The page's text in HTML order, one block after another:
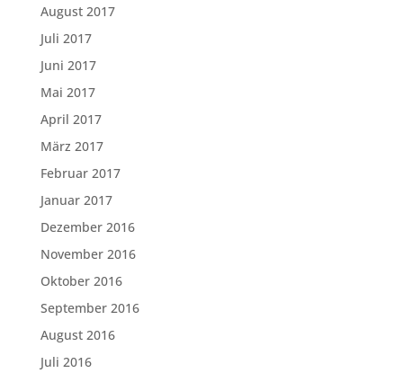
August 2017
Juli 2017
Juni 2017
Mai 2017
April 2017
März 2017
Februar 2017
Januar 2017
Dezember 2016
November 2016
Oktober 2016
September 2016
August 2016
Juli 2016